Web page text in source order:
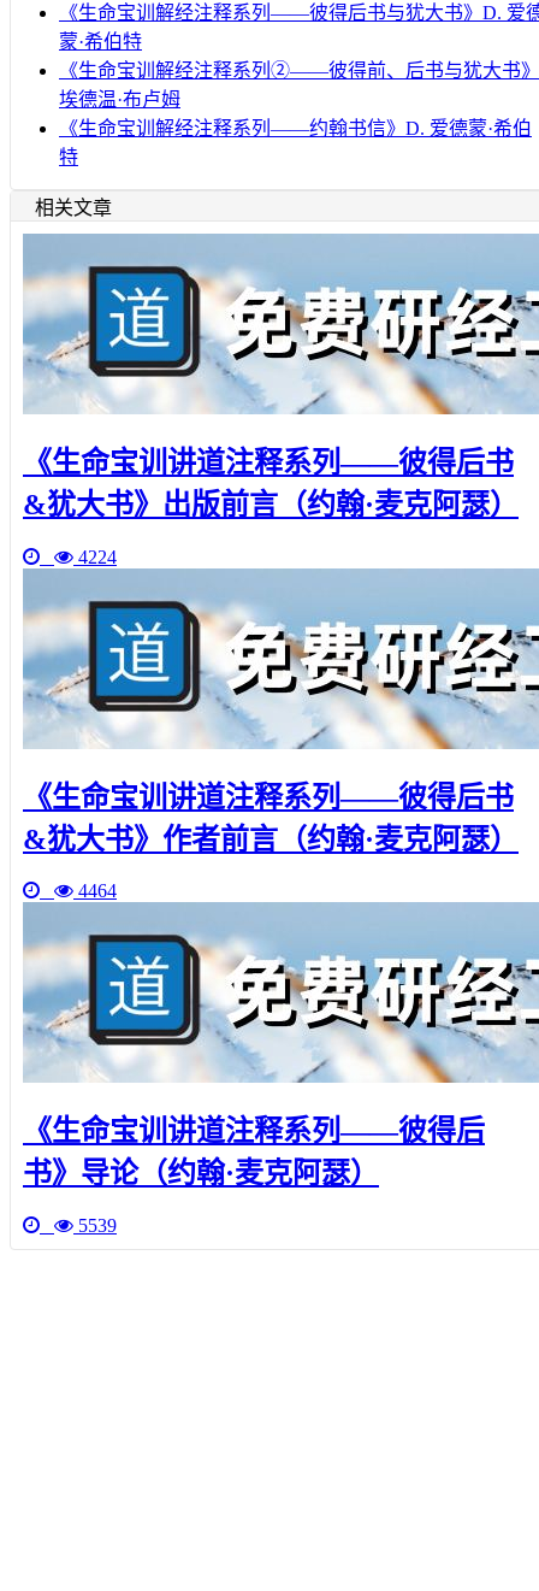
《生命宝训解经注释系列——彼得后书与犹大书》D. 爱
蒙·希伯特
《生命宝训解经注释系列②——彼得前、后书与犹大书》
埃德温·布卢姆
《生命宝训解经注释系列——约翰书信》D. 爱德蒙·希伯
特
相关文章
《生命宝训讲道注释系列——彼得后书
&犹大书》出版前言（约翰·麦克阿瑟）
4224
《生命宝训讲道注释系列——彼得后书
&犹大书》作者前言（约翰·麦克阿瑟）
4464
《生命宝训讲道注释系列——彼得后
书》导论（约翰·麦克阿瑟）
5539